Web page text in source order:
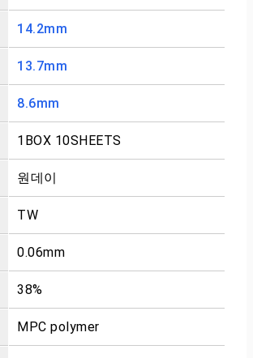
14.2mm
13.7mm
8.6mm
1BOX 10SHEETS
원데이
TW
0.06mm
38%
MPC polymer